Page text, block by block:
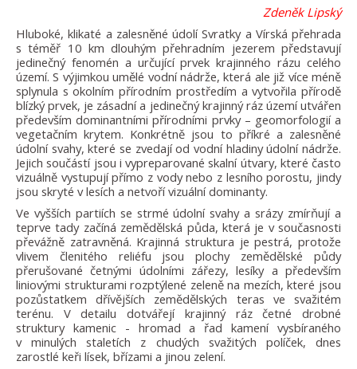
Zdeněk Lipský
Hluboké, klikaté a zalesněné údolí Svratky a Vírská přehrada
s téměř 10 km dlouhým přehradním jezerem představují
jedinečný fenomén a určující prvek krajinného rázu celého
území. S výjimkou umělé vodní nádrže, která ale již více méně
splynula s okolním přírodním prostředím a vytvořila přírodě
blízký prvek, je zásadní a jedinečný krajinný ráz území utvářen
především dominantními přírodními prvky – geomorfologií a
vegetačním krytem. Konkrétně jsou to příkré a zalesněné
údolní svahy, které se zvedají od vodní hladiny údolní nádrže.
Jejich součástí jsou i vypreparované skalní útvary, které často
vizuálně vystupují přímo z vody nebo z lesního porostu, jindy
jsou skryté v lesích a netvoří vizuální dominanty.
Ve vyšších partiích se strmé údolní svahy a srázy zmírňují a
teprve tady začíná zemědělská půda, která je v současnosti
převážně zatravněná. Krajinná struktura je pestrá, protože
vlivem členitého reliéfu jsou plochy zemědělské půdy
přerušované četnými údolními zářezy, lesíky a především
liniovými strukturami rozptýlené zeleně na mezích, které jsou
pozůstatkem dřívějších zemědělských teras ve svažitém
terénu. V detailu dotvářejí krajinný ráz četné drobné
struktury kamenic - hromad a řad kamení vysbíraného
v minulých staletích z chudých svažitých políček, dnes
zarostlé keři lísek, břízami a jinou zelení.